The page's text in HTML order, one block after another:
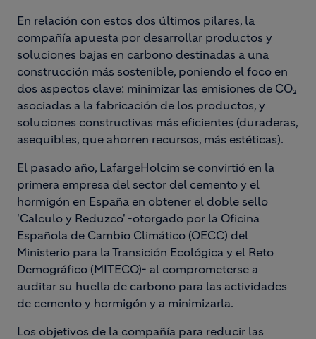
En relación con estos dos últimos pilares, la
compañía apuesta por desarrollar productos y
soluciones bajas en carbono destinadas a una
construcción más sostenible, poniendo el foco en
dos aspectos clave: minimizar las emisiones de CO₂
asociadas a la fabricación de los productos, y
soluciones constructivas más eficientes (duraderas,
asequibles, que ahorren recursos, más estéticas).
El pasado año, LafargeHolcim se convirtió en la
primera empresa del sector del cemento y el
hormigón en España en obtener el doble sello
'Calculo y Reduzco' -otorgado por la Oficina
Española de Cambio Climático (OECC) del
Ministerio para la Transición Ecológica y el Reto
Demográfico (MITECO)- al comprometerse a
auditar su huella de carbono para las actividades
de cemento y hormigón y a minimizarla.
Los objetivos de la compañía para reducir las